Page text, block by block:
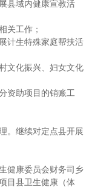
县域内健康宣教活
关工作；
计生特殊家庭帮扶活
文化振兴、妇女文化
资助项目的销账工
。继续对定点县开展
健康委员会财务司乡
目县卫生健康（体